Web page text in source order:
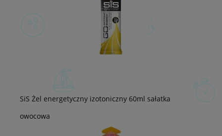
SiS Żel energetyczny izotoniczny 60ml sałatka
owocowa